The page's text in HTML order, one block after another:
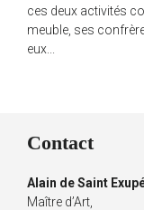
ces deux activités
meuble, ses
eux...
Contact
Alain de Saint
Maître d’Art,